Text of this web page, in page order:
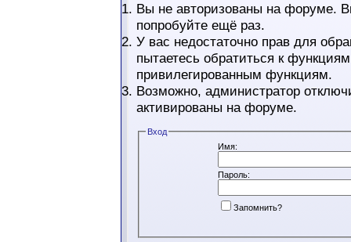
Вы не авторизованы на форуме.
попробуйте ещё раз.
У вас недостаточно прав для
пытаетесь обратиться к
привилегированным функциям.
Возможно, администратор
активированы на форуме.
Вход
Имя:
Пароль:
Запомнить?